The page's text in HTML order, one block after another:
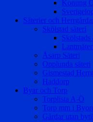
Konung
Säterier och
Skölstad säteri
Skölstads
Åsarp Säteri
Opplunda säteri
Gismestad
Haddorp
Byar och Torp
Torplista A-Ö
Torp mm i
Gårdar utan